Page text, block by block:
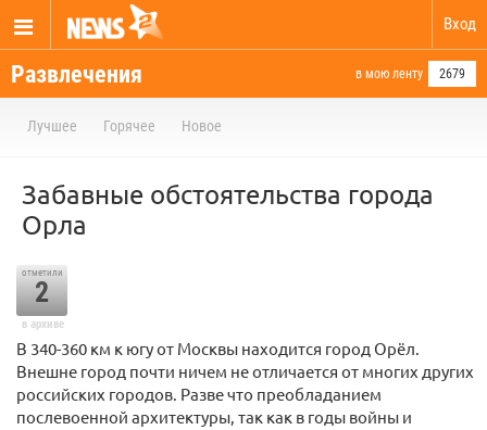
Вход
Развлечения в мою ленту 2679
Лучшее Горячее Новое
Забавные обстоятельства города
Орла
отметили
2
в архиве
В 340-360 км к югу от Москвы находится город Орёл.
Внешне город почти ничем не отличается от многих других
российских городов. Разве что преобладанием
послевоенной архитектуры, так как в годы войны и